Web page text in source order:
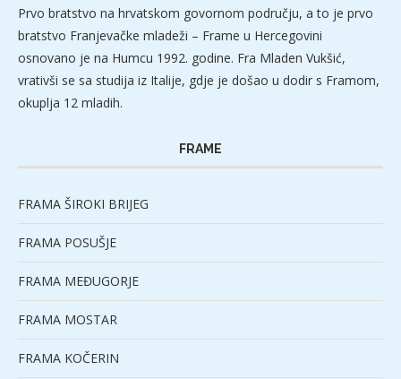
Prvo bratstvo na hrvatskom govornom području, a to je prvo
bratstvo Franjevačke mladeži – Frame u Hercegovini
osnovano je na Humcu 1992. godine. Fra Mladen Vukšić,
vrativši se sa studija iz Italije, gdje je došao u dodir s Framom,
okuplja 12 mladih.
FRAME
FRAMA ŠIROKI BRIJEG
FRAMA POSUŠJE
FRAMA MEĐUGORJE
FRAMA MOSTAR
FRAMA KOČERIN